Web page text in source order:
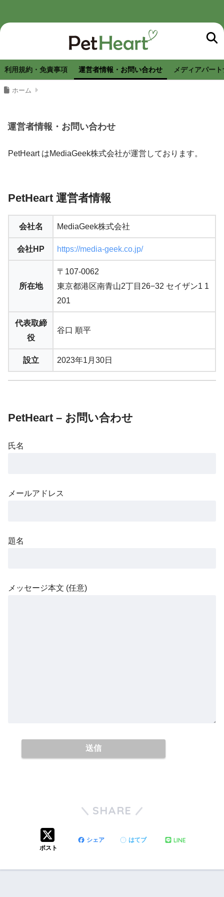
利用規約・免責事項 運営者情報・お問い合わせ メディアパー
ホーム
運営者情報・お問い合わせ
PetHeart はMediaGeek株式会社が運営しております。
PetHeart 運営者情報
会社名 MediaGeek株式会社
会社HP https://media-geek.co.jp/
所在地
〒107-0062
東京都港区南青山2丁目26−32 セイザン1 1
201
代表取締
役
谷口 順平
設立 2023年1月30日
PetHeart – お問い合わせ
氏名
メールアドレス
題名
メッセージ本文 (任意)
a
SHARE
ポスト
シェア はてブ LINE